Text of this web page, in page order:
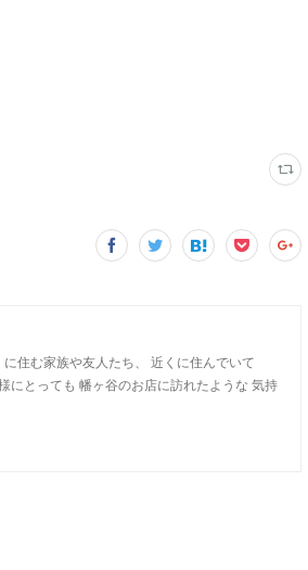
住む家族や友人たち、 近くに住んでいて
にとっても 幡ヶ谷のお店に訪れたような 気持